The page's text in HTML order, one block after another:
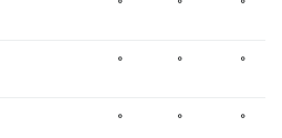
۰ ۰ ۰
۰ ۰ ۰